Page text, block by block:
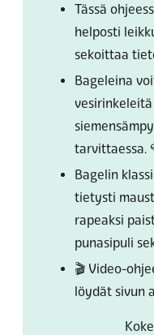
Tässä
helposti
sekoittaa
Bageleina
tarvittaessa.
Bagelin
tietysti
rapeaksi
punasipuli
🎬 Video-
löydät sivun